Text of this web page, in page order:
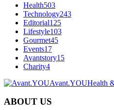
Health503
Technology243
Editorial125
Lifestyle103
Gourmet45
Events17
Avantstory15
Charity4
Avant.YOUHealth
ABOUT US